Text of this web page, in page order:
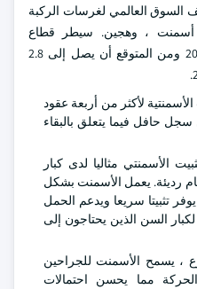
السوق العالمي لغرسات الركبة
، وهجين. سيطر قطاع
الأسمنت على السوق في عام 2024 ومن المتوقع أن يصل إلى 2.8
لأكثر من أربعة عقود
حافل فيما يتعلق بالبقاء
الأسمنتي مثاليا لدى كبار
رديئة. يعمل الأسمنت بشكل
تثبيتا سريعا ويدعم الحمل
السن الذين يحتاجون إلى
، يسمح الأسمنت للجراحين
مما يحسن احتمالات